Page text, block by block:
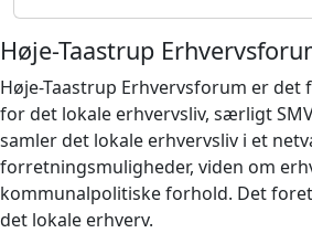
Høje-Taastrup
Høje-Taastrup Erhvervsforum er
for det lokale erhvervsliv, særligt
samler det lokale erhvervsliv i et
forretningsmuligheder, viden om
kommunalpolitiske forhold. Det
det lokale erhverv.